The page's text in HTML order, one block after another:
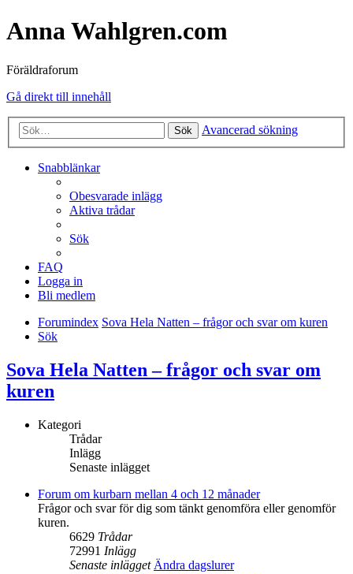
Anna Wahlgren.com
Föräldraforum
Gå direkt till innehåll
Sök Avancerad sökning
Snabblänkar
Obesvarade inlägg
Aktiva trådar
Sök
FAQ
Logga in
Bli medlem
Forumindex Sova Hela Natten – frågor och svar om kuren
Sök
Sova Hela Natten – frågor och svar om
kuren
Kategori
Trådar
Inlägg
Senaste inlägget
Forum om kurbarn mellan 4 och 12 månader
Frågor och svar för dig som tänkt genomföra eller genomför
kuren.
6629 Trådar
72991 Inlägg
Senaste inlägget Ändra dagslurer